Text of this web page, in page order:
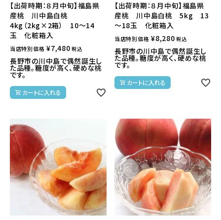
【出荷時期：８月中旬】福島県
産桃 川中島白桃
4kg（2kg×2箱） 10～14
玉 化粧箱入
当店特別価格 ¥7,480 税込
長野市の川中島で偶然誕生し
た品種。糖度が高く、硬めな桃
です。
カートに入れる
【出荷時期：８月中旬】福島県
産桃 川中島白桃 5kg 13
～18玉 化粧箱入
当店特別価格 ¥8,280 税込
長野市の川中島で偶然誕生し
た品種。糖度が高く、硬めな桃
です。
カートに入れる